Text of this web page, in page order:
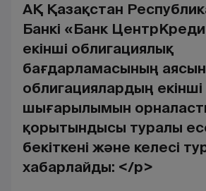
АҚ Қазақстан
Банкі «Банк
екінші облигациялық
бағдарламасының
облигациялардың екінші
шығарылымын
қорытындысы туралы
бекіткені және келесі
хабарлайды: </p>